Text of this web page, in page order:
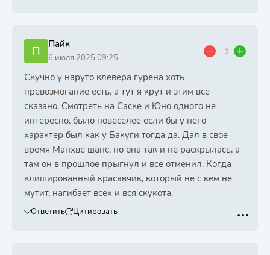
П Пайк
6 июля 2025 09:25
-1
Скучно у наруто клевера гурена хоть
превозмогание есть, а тут я крут и этим все
сказано. Смотреть на Саске и Юно одного не
интересно, было повеселее если бы у него
характер был как у Бакуги тогда да. Дал в свое
время Манхве шанс, но она так и не раскрылась, а
там он в прошлое прыгнул и все отменил. Когда
клишированный красавчик, который не с кем не
мутит, нагибает всех и вся скукота.
Ответить Цитировать